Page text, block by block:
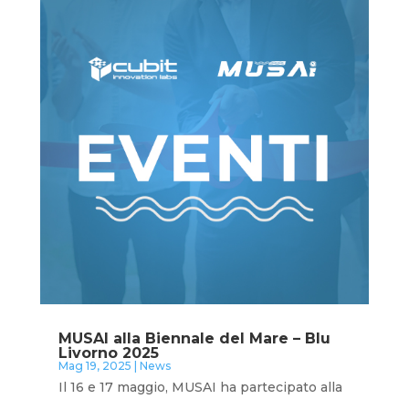
MUSAI alla Biennale del Mare – Blu
Livorno 2025
Mag 19, 2025 News
Il 16 e 17 maggio, MUSAI ha partecipato alla